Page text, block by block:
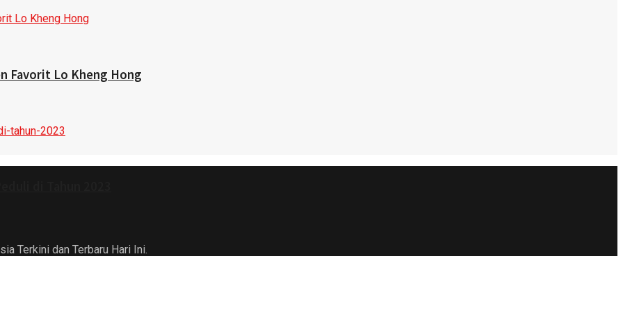
Favorit Lo Kheng Hong
di Tahun 2023
Terkini dan Terbaru Hari Ini.